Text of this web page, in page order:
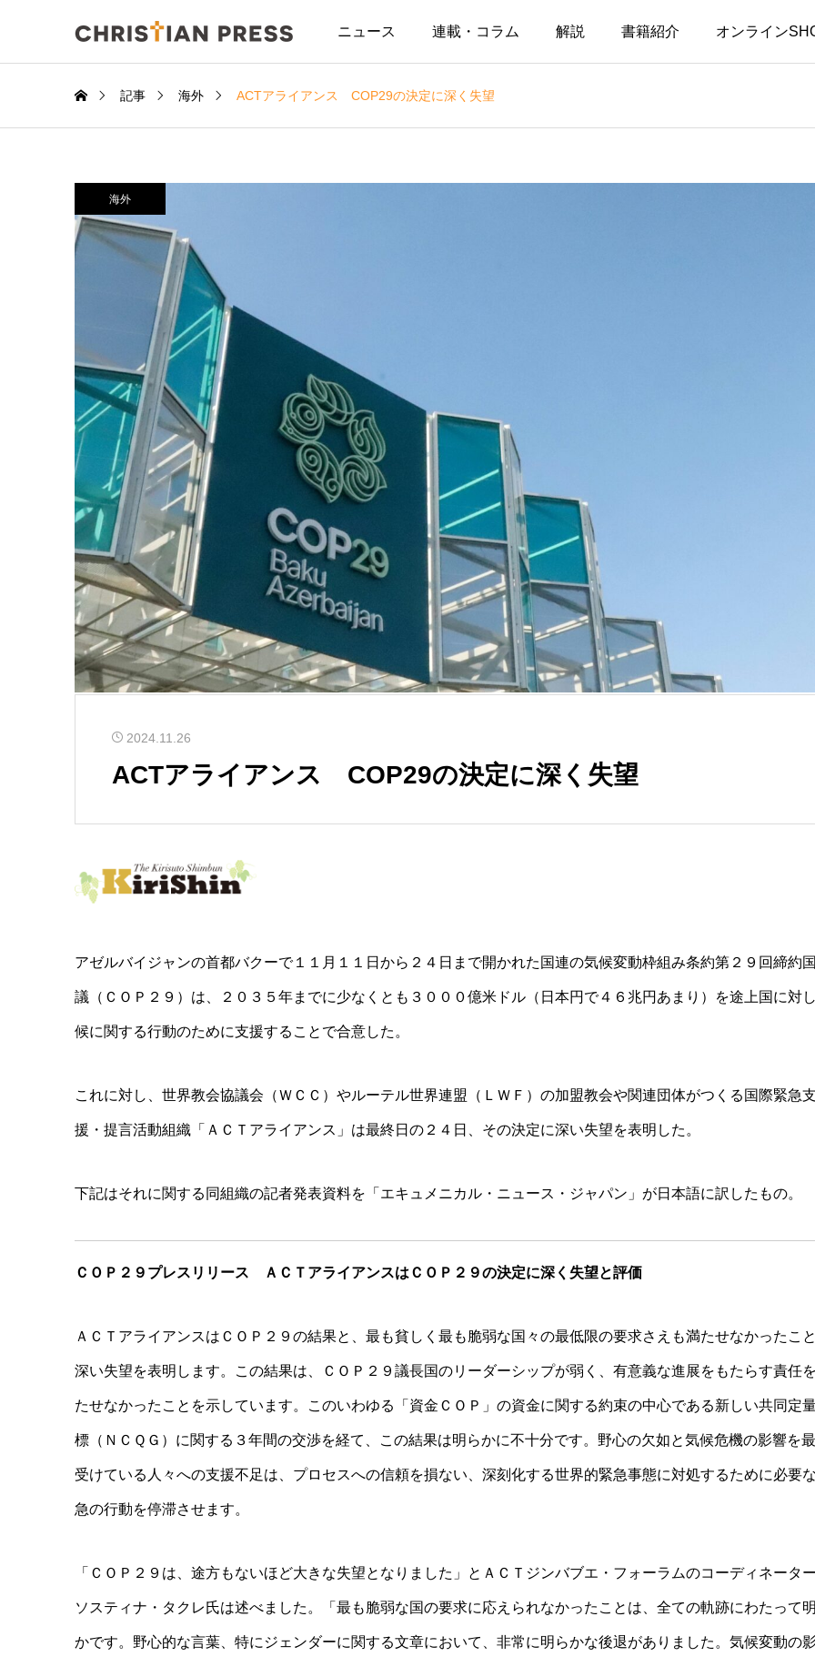
ニュース 連載・コラム 解説 書籍紹介 オンライン
記事 海外 ACTアライアンス COP29の決定に深く失望
海外
2024.11.26
ACTアライアンス COP29の決定に深く失望
アゼルバイジャンの首都バクーで１１月１１日から２４日まで開かれた国連の気候変動枠組み条約第２９回締約
議（ＣＯＰ２９）は、２０３５年までに少なくとも３０００億米ドル（日本円で４６兆円あまり）を途上国に対
候に関する行動のために支援することで合意した。
これに対し、世界教会協議会（ＷＣＣ）やルーテル世界連盟（ＬＷＦ）の加盟教会や関連団体がつくる国際緊急支
援・提言活動組織「ＡＣＴアライアンス」は最終日の２４日、その決定に深い失望を表明した。
下記はそれに関する同組織の記者発表資料を「エキュメニカル・ニュース・ジャパン」が日本語に訳したもの。
ＣＯＰ２９プレスリリース ＡＣＴアライアンスはＣＯＰ２９の決定に深く失望と評価
ＡＣＴアライアンスはＣＯＰ２９の結果と、最も貧しく最も脆弱な国々の最低限の要求さえも満たせなかったこ
深い失望を表明します。この結果は、ＣＯＰ２９議長国のリーダーシップが弱く、有意義な進展をもたらす責任
たせなかったことを示しています。このいわゆる「資金ＣＯＰ」の資金に関する約束の中心である新しい共同定
標（ＮＣＱＧ）に関する３年間の交渉を経て、この結果は明らかに不十分です。野心の欠如と気候危機の影響を
受けている人々への支援不足は、プロセスへの信頼を損ない、深刻化する世界的緊急事態に対処するために必要
急の行動を停滞させます。
「ＣＯＰ２９は、途方もないほど大きな失望となりました」とＡＣＴジンバブエ・フォーラムのコーディネーター
ソスティナ・タクレ氏は述べました。「最も脆弱な国の要求に応えられなかったことは、全ての軌跡にわたって
かです。野心的な言葉、特にジェンダーに関する文章において、非常に明らかな後退がありました。気候変動の